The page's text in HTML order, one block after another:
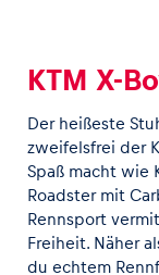
KTM X-
Der heißeste
zweifelsfrei der
Spaß macht wie
Roadster mit
Rennsport
Freiheit. Näher
du echtem